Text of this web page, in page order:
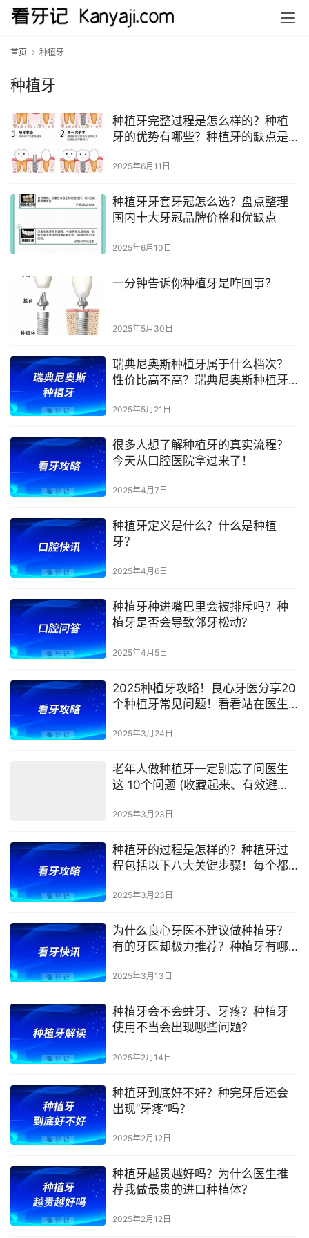
首页 种植牙
种植牙
种植牙完整过程是怎么样的？种植
牙的优势有哪些？种植牙的缺点是
2025年6月11日
种植牙牙套牙冠怎么选？盘点整理
国内十大牙冠品牌价格和优缺点
2025年6月10日
一分钟告诉你种植牙是咋回事？
2025年5月30日
瑞典尼奥斯种植牙属于什么档次？
性价比高不高？瑞典尼奥斯种植牙
2025年5月21日
很多人想了解种植牙的真实流程？
今天从口腔医院拿过来了！
2025年4月7日
种植牙定义是什么？什么是种植
牙？
2025年4月6日
种植牙种进嘴巴里会被排斥吗？种
植牙是否会导致邻牙松动？
2025年4月5日
2025种植牙攻略！良心牙医分享20
个种植牙常见问题！看看站在医生
2025年3月24日
老年人做种植牙一定别忘了问医生
这 10个问题 (收藏起来、有效避
2025年3月23日
种植牙的过程是怎样的？种植牙过
程包括以下八大关键步骤！每个都
2025年3月23日
为什么良心牙医不建议做种植牙？
有的牙医却极力推荐？种植牙有哪
2025年3月13日
种植牙会不会蛀牙、牙疼？种植牙
使用不当会出现哪些问题？
2025年2月14日
种植牙到底好不好？种完牙后还会
出现“牙疼”吗？
2025年2月12日
种植牙越贵越好吗？为什么医生推
荐我做最贵的进口种植体？
2025年2月12日